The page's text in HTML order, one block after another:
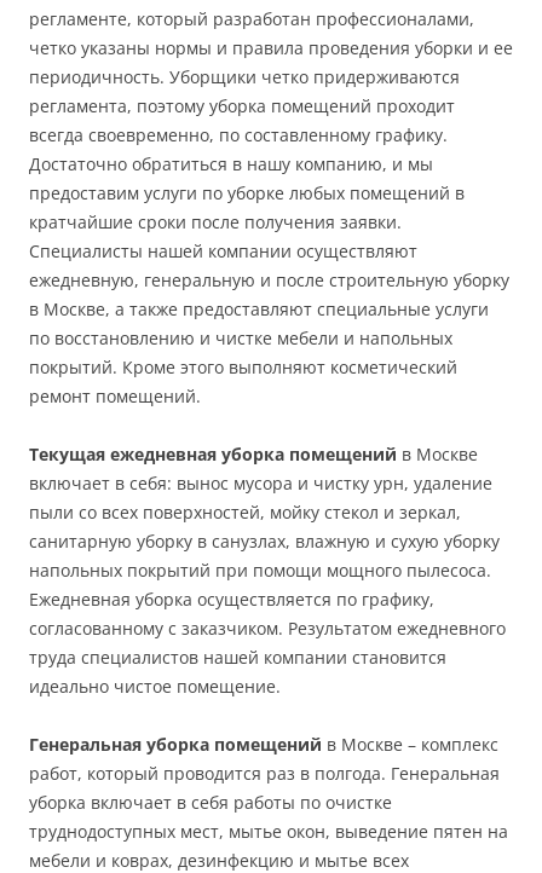
регламенте, который разработан профессионалами,
четко указаны нормы и правила проведения уборки и ее
периодичность. Уборщики четко придерживаются
регламента, поэтому уборка помещений проходит
всегда своевременно, по составленному графику.
Достаточно обратиться в нашу компанию, и мы
предоставим услуги по уборке любых помещений в
кратчайшие сроки после получения заявки.
Специалисты нашей компании осуществляют
ежедневную, генеральную и после строительную уборку
в Москве, а также предоставляют специальные услуги
по восстановлению и чистке мебели и напольных
покрытий. Кроме этого выполняют косметический
ремонт помещений.
Текущая ежедневная уборка помещений в Москве
включает в себя: вынос мусора и чистку урн, удаление
пыли со всех поверхностей, мойку стекол и зеркал,
санитарную уборку в санузлах, влажную и сухую уборку
напольных покрытий при помощи мощного пылесоса.
Ежедневная уборка осуществляется по графику,
согласованному с заказчиком. Результатом ежедневного
труда специалистов нашей компании становится
идеально чистое помещение.
Генеральная уборка помещений в Москве – комплекс
работ, который проводится раз в полгода. Генеральная
уборка включает в себя работы по очистке
труднодоступных мест, мытье окон, выведение пятен на
мебели и коврах, дезинфекцию и мытье всех